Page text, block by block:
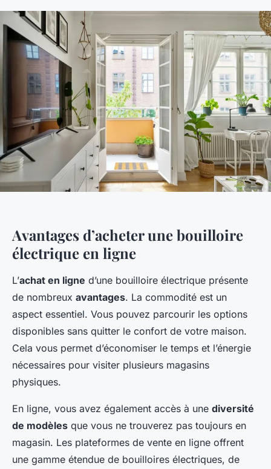
Avantages d’acheter une bouilloire
électrique en ligne
L’achat en ligne d’une bouilloire électrique présente
de nombreux avantages. La commodité est un
aspect essentiel. Vous pouvez parcourir les options
disponibles sans quitter le confort de votre maison.
Cela vous permet d’économiser le temps et l’énergie
nécessaires pour visiter plusieurs magasins
physiques.
En ligne, vous avez également accès à une diversité
de modèles que vous ne trouverez pas toujours en
magasin. Les plateformes de vente en ligne offrent
une gamme étendue de bouilloires électriques, de